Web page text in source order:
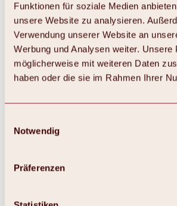
Funktionen für soziale Medien
unsere Website zu analysieren.
Verwendung unserer Website an
Werbung und Analysen weiter.
möglicherweise mit weiteren Daten
haben oder die sie im Rahmen Ihrer
Notwendig
Präferenzen